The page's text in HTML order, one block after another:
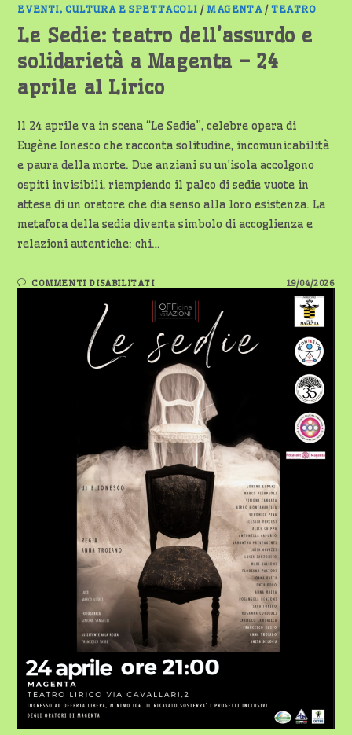
EVENTI, CULTURA E SPETTACOLI /MAGENTA/TEATRO
Le Sedie: teatro dell’assurdo e
solidarietà a Magenta – 24
aprile al Lirico
Il 24 aprile va in scena “Le Sedie”, celebre opera di
Eugène Ionesco che racconta solitudine, incomunicabilità
e paura della morte. Due anziani su un’isola accolgono
ospiti invisibili, riempiendo il palco di sedie vuote in
attesa di un oratore che dia senso alla loro esistenza. La
metafora della sedia diventa simbolo di accoglienza e
relazioni autentiche: chi…
COMMENTI DISABILITATISU
LE
SEDIE:
TEATRO
DELL’ASSURDO
E
SOLIDARIETÀ
A
MAGENTA
–
24
APRILE
AL
LIRICO
19/04/2026